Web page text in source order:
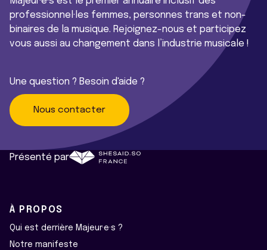
professionnel·les femmes, personnes trans et non-
binaires de la musique. Rejoignez-nous et participez
vous aussi au changement dans l’industrie musicale !
Une question ? Besoin d'aide ?
Nous contacter
Présenté par
À PROPOS
Qui est derrière Majeur·e·s ?
Notre manifeste